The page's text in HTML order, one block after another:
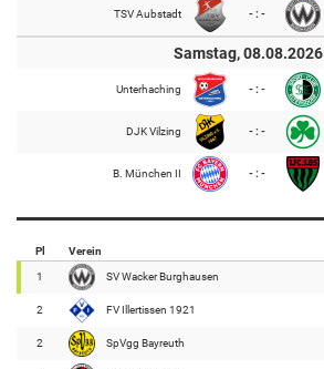
TSV Aubstadt - : -
Samstag, 08.08.2026
Unterhaching - : -
DJK Vilzing - : -
B. München II - : -
Pl Verein
1 SV Wacker Burghausen
2 FV Illertissen 1921
2 SpVgg Bayreuth